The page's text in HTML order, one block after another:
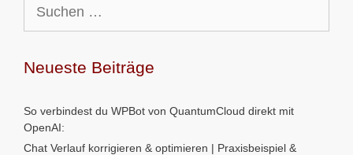
nach:
Neueste Beiträge
So verbindest du WPBot von QuantumCloud direkt mit
OpenAI:
Chat Verlauf korrigieren & optimieren | Praxisbeispiel &